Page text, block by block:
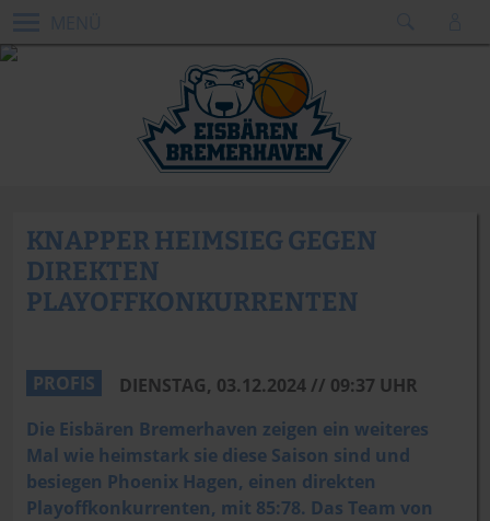
KNAPPER HEIMSIEG GEGEN
DIREKTEN
PLAYOFFKONKURRENTEN
PROFIS
DIENSTAG, 03.12.2024 // 09:37 UHR
Die Eisbären Bremerhaven zeigen ein weiteres
Mal wie heimstark sie diese Saison sind und
besiegen Phoenix Hagen, einen direkten
Playoffkonkurrenten, mit 85:78. Das Team von